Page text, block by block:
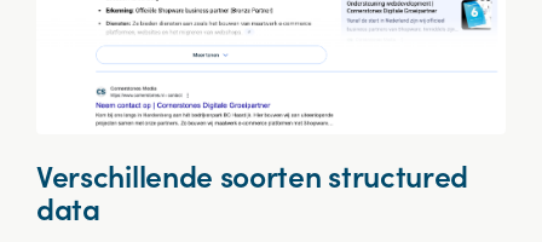
Verschillende soorten structured
data